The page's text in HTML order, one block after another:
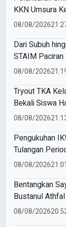
KKN Umsura
Banjarkejen
08/08/2026
Dari Subuh
STAIM
Qur’an dan
08/08/2026
Tryout TKA
Bekali Siswa
08/08/2026
Pengukuhan
Tulangan
Mewujudkan
08/08/202621:01
Bentangkan
Bustanul
Perdana Ikut
08/08/2026